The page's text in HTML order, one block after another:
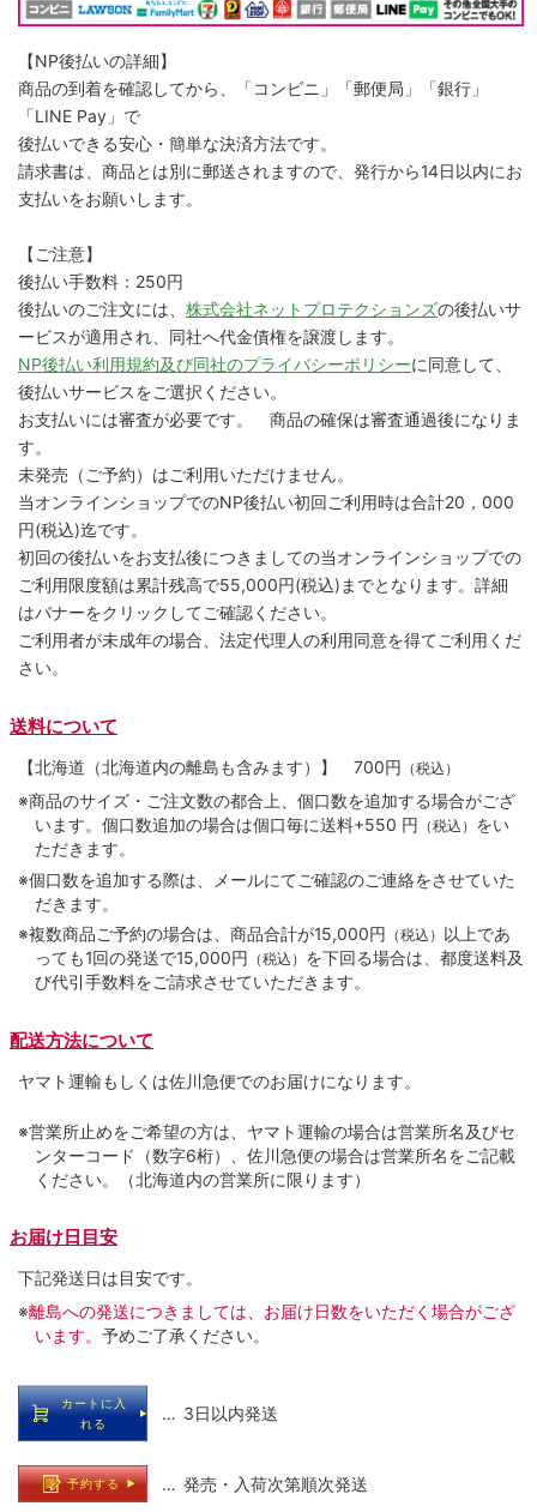
【NP後払いの詳細】
商品の到着を確認してから、「コンビニ」「郵便局」「銀行」
「LINE Pay」で
後払いできる安心・簡単な決済方法です。
請求書は、商品とは別に郵送されますので、発行から14日以内にお
支払いをお願いします。
【ご注意】
後払い手数料：250円
後払いのご注文には、 株式会社ネットプロテクションズの後払いサ
ービスが適用され、同社へ代金債権を譲渡します。
NP後払い利用規約及び同社のプライバシーポリシーに同意して、
後払いサービスをご選択ください。
お支払いには審査が必要です。 商品の確保は審査通過後になりま
す。
未発売（ご予約）はご利用いただけません。
当オンラインショップでのNP後払い初回ご利用時は合計20，000
円(税込)迄です。
初回の後払いをお支払後につきましての当オンラインショップでの
ご利用限度額は累計残高で55,000円(税込)までとなります。詳細
はバナーをクリックしてご確認ください。
ご利用者が未成年の場合、法定代理人の利用同意を得てご利用くだ
さい。
送料について
【北海道（北海道内の離島も含みます）】 700円 （税込）
※商品のサイズ・ご注文数の都合上、個口数を追加する場合がござ
います。個口数追加の場合は個口毎に送料+550 円 （税込） をい
ただきます。
※個口数を追加する際は、メールにてご確認のご連絡をさせていた
だきます。
※複数商品ご予約の場合は、商品合計が15,000円 （税込） 以上であ
っても1回の発送で15,000円 （税込） を下回る場合は、都度送料及
び代引手数料をご請求させていただきます。
配送方法について
ヤマト運輸もしくは佐川急便でのお届けになります。
※営業所止めをご希望の方は、ヤマト運輸の場合は営業所名及びセ
ンターコード（数字6桁）、佐川急便の場合は営業所名をご記載
ください。（北海道内の営業所に限ります）
お届け日目安
下記発送日は目安です。
※離島への発送につきましては、お届け日数をいただく場合がござ
います。 予めご了承ください。
カートに入
れる
… 3日以内発送
予約する … 発売・入荷次第順次発送